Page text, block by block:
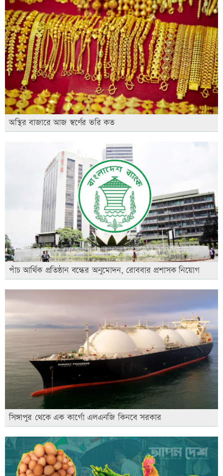
অস্থির বাজারে আজ স্বর্ণের ভরি কত
পাঁচ আর্থিক প্রতিষ্ঠান বন্ধের অনুমোদন, রোববার প্রশাসক নিয়োগ
সিঙ্গাপুর থেকে এক কার্গো এলএনজি কিনবে সরকার